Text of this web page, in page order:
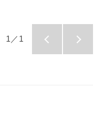
1／1